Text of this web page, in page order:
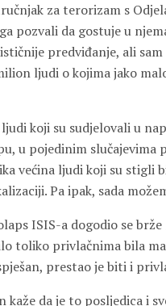
za terorizam s
pozvali da gostuje u
predviđanje, ali
ljudi o kojima jako
koji su sudjelovali u
u pojedinim slučajevima
većina ljudi koji su stigli
Pa ipak, sada
ISIS-a dogodio se
toliko privlačnima bila
prestao je biti i
kaže da je to posljedica i